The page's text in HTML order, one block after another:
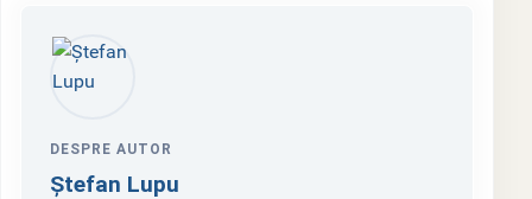
DESPRE AUTOR
Ștefan Lupu